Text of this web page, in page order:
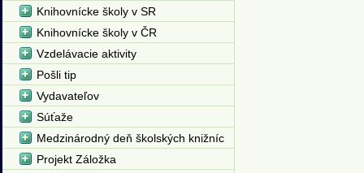
Knihovnícke školy v SR
Knihovnícke školy v ČR
Vzdelávacie aktivity
Pošli tip
Vydavateľov
Súťaže
Medzinárodný deň školských knižníc
Projekt Záložka